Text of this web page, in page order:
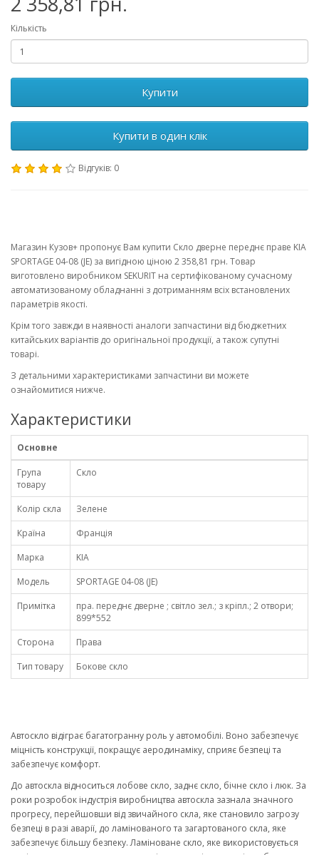
Кількість
Купити
Купити в один клік
Відгуків: 0
Магазин Кузов+ пропонує Вам купити Скло дверне переднє праве KIA
SPORTAGE 04-08 (JE) за вигідною ціною 2 358,81 грн. Товар
виготовлено виробником SEKURIT на сертифікованому сучасному
автоматизованому обладнанні з дотриманням всіх встановлених
параметрів якості.
Крім того завжди в наявності аналоги запчастини від бюджетних
китайських варіантів до оригінальної продукції, а також супутні
товарі.
З детальними характеристиками запчастини ви можете
ознайомитися нижче.
Характеристики
Основне
Група
товару
Скло
Колір скла
Зелене
Країна
Франція
Марка
KIA
Модель
SPORTAGE 04-08 (JE)
Примітка
пра. переднє дверне ; світло зел.; з кріпл.; 2 отвори;
899*552
Сторона
Права
Тип товару
Бокове скло
Автоскло відіграє багатогранну роль у автомобілі. Воно забезпечує
міцність конструкції, покращує аеродинаміку, сприяє безпеці та
забезпечує комфорт.
До автоскла відноситься лобове скло, заднє скло, бічне скло і люк. За
роки розробок індустрія виробництва автоскла зазнала значного
прогресу, перейшовши від звичайного скла, яке становило загрозу
безпеці в разі аварії, до ламінованого та загартованого скла, яке
забезпечує більшу безпеку. Ламіноване скло, яке використовується